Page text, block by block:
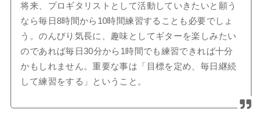
将来、プロギタリストとして活動していきたいと願う
なら毎日8時間から10時間練習することも必要でしょ
う。のんびり気長に、趣味としてギターを楽しみたい
のであれば毎日30分から1時間でも練習できれば十分
かもしれません。重要な事は「目標を定め、毎日継続
して練習をする」ということ。